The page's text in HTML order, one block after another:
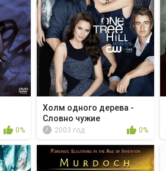
0%
Холм одного дерева -
Словно чужие
2003 год 0%